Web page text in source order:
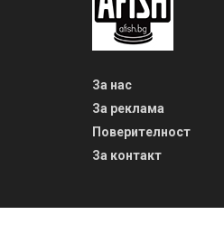
За нас
За реклама
Поверителност
За контакт